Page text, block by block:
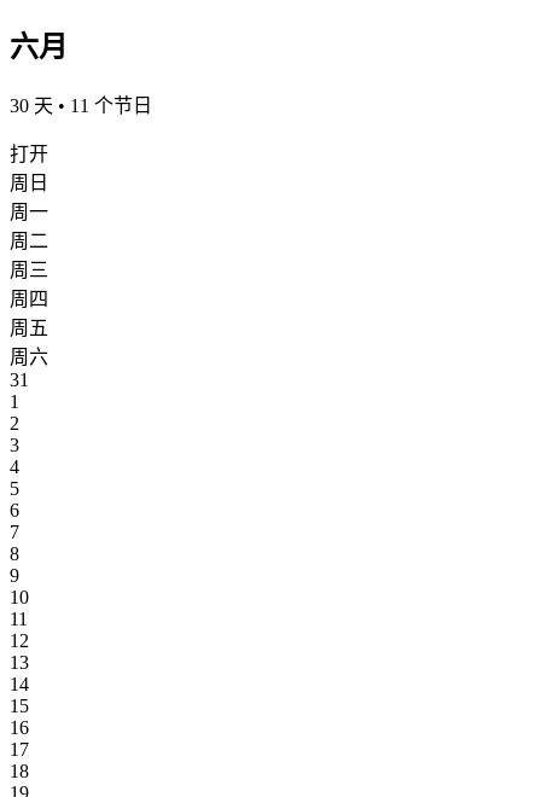
六月
30 天 • 11 个节日
打开
周日
周一
周二
周三
周四
周五
周六
31
1
2
3
4
5
6
7
8
9
10
11
12
13
14
15
16
17
18